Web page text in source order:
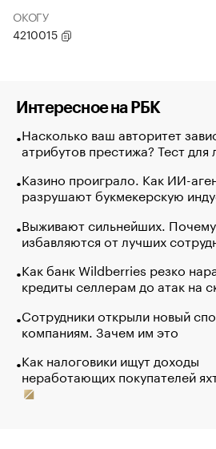
ОКОГУ
4210015
Интересное на РБК
Насколько ваш авторитет
атрибутов престижа? Тест для
Казино проиграло. Как ИИ-
разрушают букмекерскую
Выживают сильнейших.
избавляются от лучших
Как банк Wildberries резко
кредиты селлерам до атак на
Сотрудники открыли новый
компаниям. Зачем им это
Как налоговики ищут доходы
неработающих покупателей